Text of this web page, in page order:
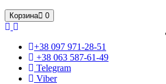
Корзина 0
+38 097 971-28-51
+38 063 587-61-49
Telegram
Viber